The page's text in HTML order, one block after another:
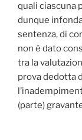
quali ciascuna
dunque
sentenza, di
non è dato
tra la
prova dedotta
(parte)